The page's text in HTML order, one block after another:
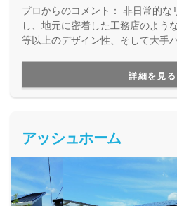
プロからのコメント： 非日常的な
し、地元に密着した工務店のよう
等以上のデザイン性、そして大手
厳密な現場管理により無駄なコス
正価格で理想の暮らしを実現しま
詳細を見る
アッシュホーム